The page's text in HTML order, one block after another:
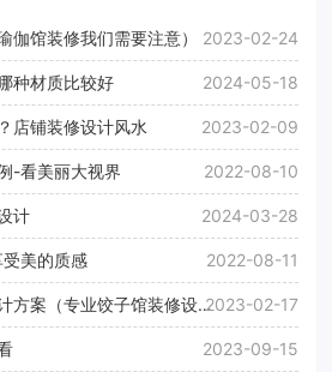
伽馆装修我们需要注意） 2023-02-24
种材质比较好 2024-05-18
店铺装修设计风水 2023-02-09
-看美丽大视界 2022-08-10
计 2024-03-28
美的质感 2022-08-11
方案（专业饺子馆装修设计2023-02-17
2023-09-15